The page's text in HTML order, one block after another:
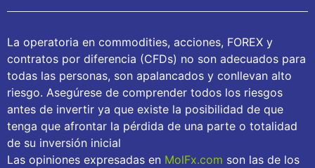
La operatoria en commodities, acciones, FOREX y
contratos por diferencia (CFDs) no son adecuados para
todas las personas, son apalancados y conllevan alto
riesgo. Asegúrese de comprender todos los riesgos
antes de invertir ya que existe la posibilidad de que
tenga que afrontar la pérdida de una parte o totalidad
de su inversión inicial
Las opiniones expresadas en MolFx.com son las de los